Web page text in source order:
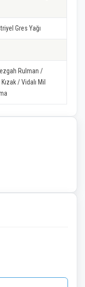
Gres Yağı
Rulman /
Kızak / Vidalı Mil